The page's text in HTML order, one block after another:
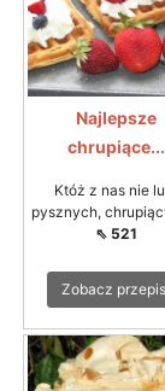
Najlepsze
chrupiące...
Któż z nas nie
pysznych,
⇖ 521
Zobacz